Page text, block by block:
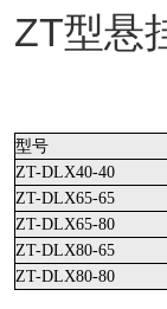
ZT型悬
型号
ZT-DLX40-40
ZT-DLX65-65
ZT-DLX65-80
ZT-DLX80-65
ZT-DLX80-80